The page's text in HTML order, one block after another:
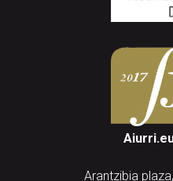
Arantzibia